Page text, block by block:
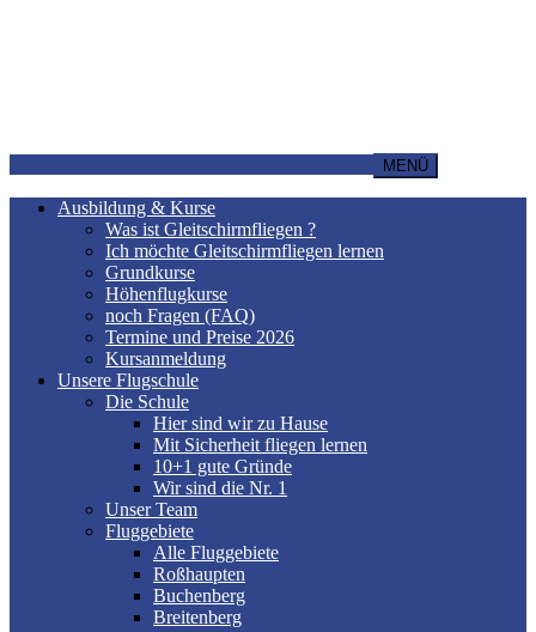
MENÜ
Ausbildung & Kurse
Was ist Gleitschirmfliegen ?
Ich möchte Gleitschirmfliegen lernen
Grundkurse
Höhenflugkurse
noch Fragen (FAQ)
Termine und Preise 2026
Kursanmeldung
Unsere Flugschule
Die Schule
Hier sind wir zu Hause
Mit Sicherheit fliegen lernen
10+1 gute Gründe
Wir sind die Nr. 1
Unser Team
Fluggebiete
Alle Fluggebiete
Roßhaupten
Buchenberg
Breitenberg